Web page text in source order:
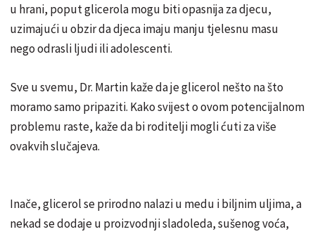
u hrani, poput glicerola mogu biti opasnija za djecu,
uzimajući u obzir da djeca imaju manju tjelesnu masu
nego odrasli ljudi ili adolescenti.
Sve u svemu, Dr. Martin kaže da je glicerol nešto na što
moramo samo pripaziti. Kako svijest o ovom potencijalnom
problemu raste, kaže da bi roditelji mogli ćuti za više
ovakvih slučajeva.
Inače, glicerol se prirodno nalazi u medu i biljnim uljima, a
nekad se dodaje u proizvodnji sladoleda, sušenog voća,